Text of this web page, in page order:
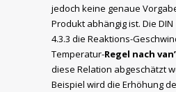
jedoch keine genaue
Produkt abhängig ist. Die DIN
4.3.3 die Reaktions-
Temperatur-Regel nach
diese Relation abgeschätzt
Beispiel wird die Erhöhung